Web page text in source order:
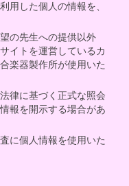
用した個人の情報を、
の先生への提供以外
イトを運営しているカ
楽器製作所が使用いた
律に基づく正式な照会
報を開示する場合があ
に個人情報を使用いた